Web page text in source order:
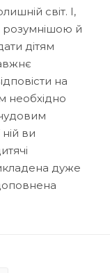
світ. І,
розумнішою й
дітям
на
необхідно
ви
дуже